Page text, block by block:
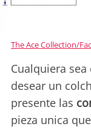
The Ace Collection/
Cualquiera
desear un
presente las
pieza unica